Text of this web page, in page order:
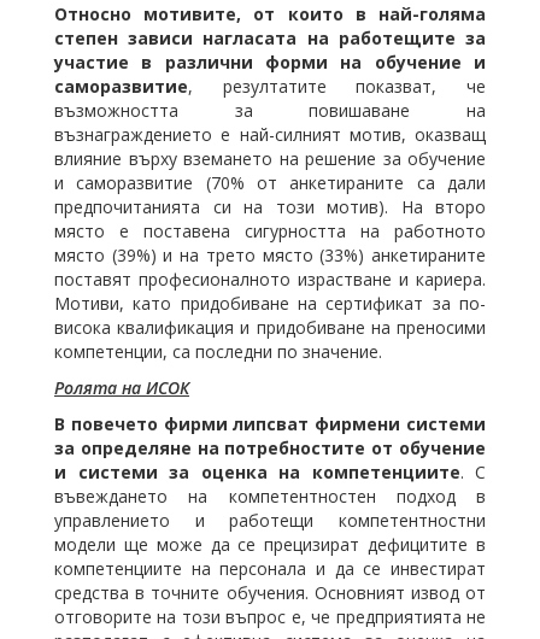
Относно
мотивите, от които в най-голяма
степен зависи нагласата на работещите за
участие в различни форми на обучение и
саморазвитие, резултатите показват, че
възможността за повишаване на
възнаграждението е най-силният мотив, оказващ
влияние върху вземането на решение за обучение
и саморазвитие (70% от анкетираните са дали
предпочитанията си на този мотив). На второ
място е поставена сигурността на работното
място (39%) и на трето място (33%) анкетираните
поставят професионалното израстване и кариера.
Мотиви, като придобиване на сертификат за по-
висока квалификация и придобиване на преносими
компетенции, са последни по значение.
Ролята на ИСОК
В повечето фирми липсват фирмени системи
за определяне на потребностите от обучение
и системи за оценка на компетенциите. С
въвеждането на компетентностен подход в
управлението и работещи компетентностни
модели ще може да се прецизират дефицитите в
компетенциите на персонала и да се инвестират
средства в точните обучения. Основният извод от
отговорите на този въпрос е, че предприятията не